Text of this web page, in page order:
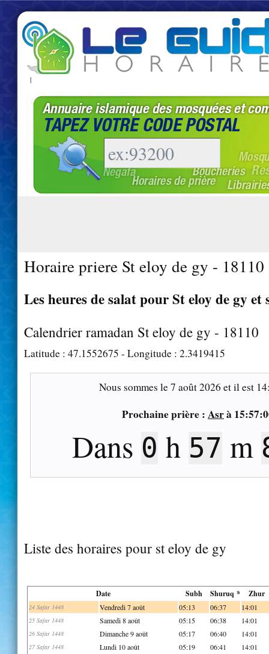
|
Horaire priere St eloy de gy - 18110
Les heures de salat pour St eloy de gy et
Calendrier ramadan St eloy de gy - 18110
Latitude : 47.1552675 - Longitude : 2.3419415
Nous sommes le7 août 2026 et il est
Prochaine prière : Asrà
Dans 0 h 57 m
Liste des horaires pour st eloy de gy
Date Subh Shuruq * Zhur
24 Safar 1448 Vendredi 7 août 05:13 06:37 14:01
25 Safar 1448 Samedi 8 août 05:15 06:38 14:01
26 Safar 1448 Dimanche 9 août 05:17 06:40 14:01
27 Safar 1448 Lundi 10 août 05:19 06:41 14:01